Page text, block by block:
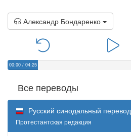
Александр Бондаренко
00:00 / 04:25
Все переводы
Русский синодальный перевод
Протестантская редакция